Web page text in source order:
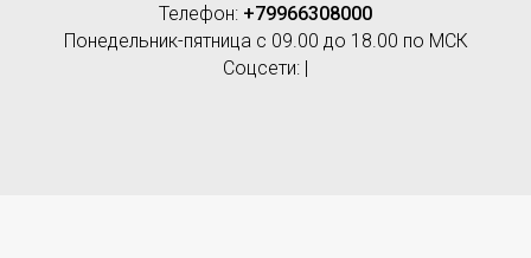
Телефон: +79966308000
Понедельник-пятница с 09.00 до 18.00 по МСК
Соцсети: |